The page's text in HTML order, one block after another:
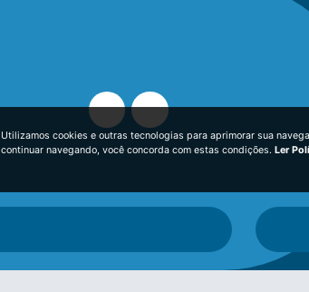
Utilizamos cookies e outras tecnologias para aprimorar sua
continuar navegando, você concorda com estas condições. Ler